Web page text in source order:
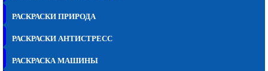
РАСКРАСКИ ПРИРОДА
РАСКРАСКИ АНТИСТРЕСС
РАСКРАСКА МАШИНЫ